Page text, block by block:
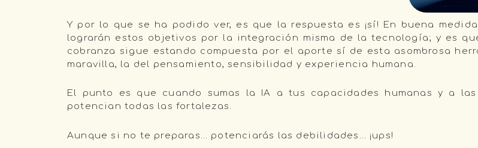
Y por lo que se ha podido ver, es que la respuesta es ¡sí! En buena
lograrán estos objetivos por la integración misma de la tecnología; y es
cobranza sigue estando compuesta por el aporte sí de esta asombrosa
maravilla, la del pensamiento, sensibilidad y experiencia humana.
El punto es que cuando sumas la IA a tus capacidades humanas y a
potencian todas las fortalezas.
Aunque si no te preparas… potenciarás las debilidades… ¡ups!